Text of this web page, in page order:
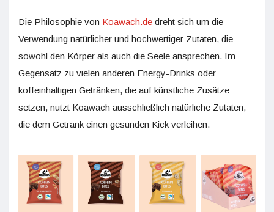
Die Philosophie von Koawach.de dreht sich um die
Verwendung natürlicher und hochwertiger Zutaten, die
sowohl den Körper als auch die Seele ansprechen. Im
Gegensatz zu vielen anderen Energy-Drinks oder
koffeinhaltigen Getränken, die auf künstliche Zusätze
setzen, nutzt Koawach ausschließlich natürliche Zutaten,
die dem Getränk einen gesunden Kick verleihen.